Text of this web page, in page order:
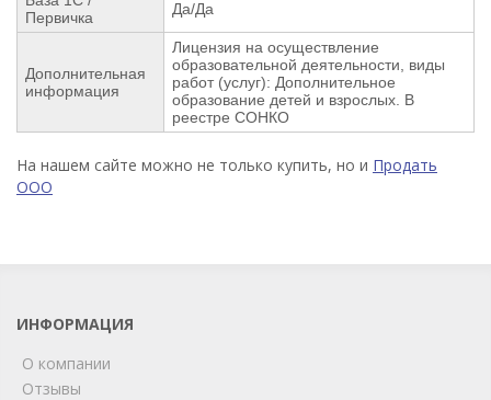
Первичка
Да/Да
Дополнительная
информация
Лицензия на осуществление
образовательной деятельности, виды
работ (услуг): Дополнительное
образование детей и взрослых. В
реестре СОНКО
На нашем сайте можно не только купить, но и Продать
ООО
ИНФОРМАЦИЯ
О компании
Отзывы